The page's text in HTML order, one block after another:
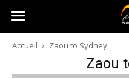
Australia-
australie.com
Accueil Zaou to Sydney
Zaou